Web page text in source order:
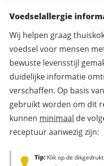
Voedselallergie
Wij helpen graag
voedsel voor mensen
bewuste levensstijl
duidelijke informatie
verschaffen. Op basis
gebruikt worden om dit
kunnen minimaal de
receptuur aanwezig zijn:
Tip:Klik op de